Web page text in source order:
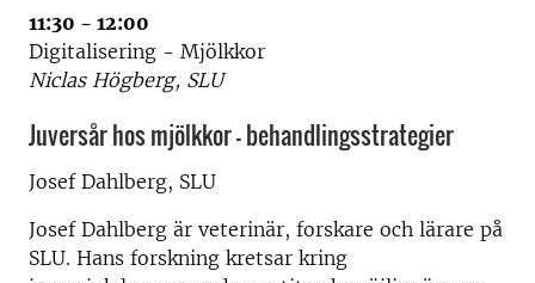
11:30 - 12:00
Digitalisering - Mjölkkor
Niclas Högberg, SLU
Juversår hos mjölkkor – behandlingsstrategier
Josef Dahlberg, SLU
Josef Dahlberg är veterinär, forskare och lärare på
SLU. Hans forskning kretsar kring